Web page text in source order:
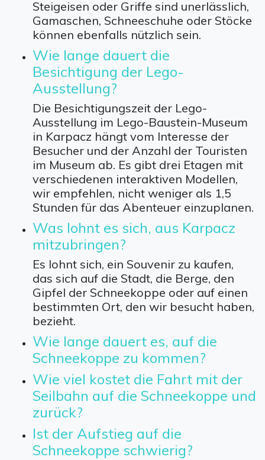
Steigeisen oder Griffe sind unerlässlich,
Gamaschen, Schneeschuhe oder Stöcke
können ebenfalls nützlich sein.
Wie lange dauert die
Besichtigung der Lego-
Ausstellung?
Die Besichtigungszeit der Lego-
Ausstellung im Lego-Baustein-Museum
in Karpacz hängt vom Interesse der
Besucher und der Anzahl der Touristen
im Museum ab. Es gibt drei Etagen mit
verschiedenen interaktiven Modellen,
wir empfehlen, nicht weniger als 1,5
Stunden für das Abenteuer einzuplanen.
Was lohnt es sich, aus Karpacz
mitzubringen?
Es lohnt sich, ein Souvenir zu kaufen,
das sich auf die Stadt, die Berge, den
Gipfel der Schneekoppe oder auf einen
bestimmten Ort, den wir besucht haben,
bezieht.
Wie lange dauert es, auf die
Schneekoppe zu kommen?
Wie viel kostet die Fahrt mit der
Seilbahn auf die Schneekoppe und
zurück?
Ist der Aufstieg auf die
Schneekoppe schwierig?